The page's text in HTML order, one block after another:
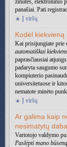
žinutės, elektroninio
panašiai. Pati
Į viršų
Kodėl
Kai prisijungiate prie
automatiškai
paprasčiausiai
padaryta saugumo
kompiuterio
universitetuose ir
nematote minėto
Į viršų
Ar galima kaip
nesimatytų
Vartotojo valdymo
Paslėpti mano būseną